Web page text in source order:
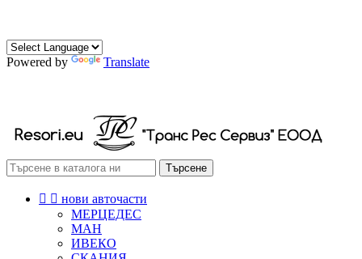
Powered by
Translate
Търсене
  нови авточасти
МЕРЦЕДЕС
МАН
ИВЕКО